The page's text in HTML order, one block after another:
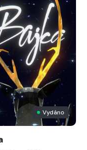
Vydáno